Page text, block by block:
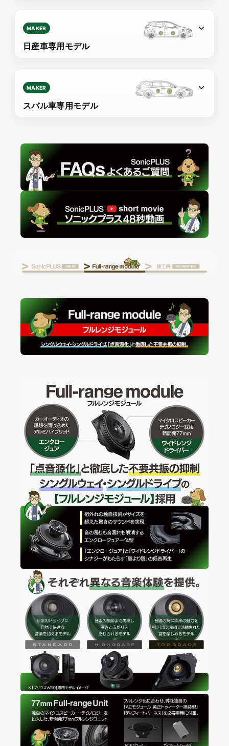
MAKER
日産車専用モデル
MAKER
スバル車専用モデル